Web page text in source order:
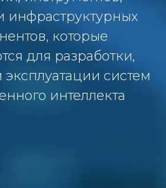
инфраструктурных
которые
для разработки,
систем
интеллекта